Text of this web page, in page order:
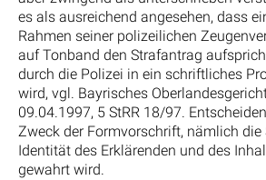
es als ausreichend angesehen, dass
Rahmen seiner polizeilichen
auf Tonband den Strafantrag
durch die Polizei in ein schriftliches
wird, vgl. Bayrisches
09.04.1997, 5 StRR 18/97.
Zweck der Formvorschrift, nämlich die
Identität des Erklärenden und des
gewahrt wird.